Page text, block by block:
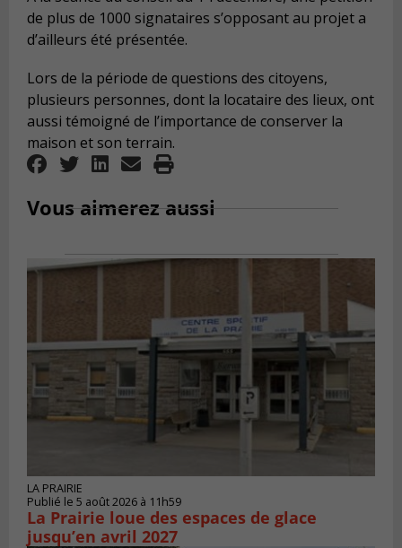
de plus de 1000 signataires s’opposant au projet a
d’ailleurs été présentée.
Lors de la période de questions des citoyens,
plusieurs personnes, dont la locataire des lieux, ont
aussi témoigné de l’importance de conserver la
maison et son terrain.
Vous aimerez aussi
LA PRAIRIE
Publié le 5 août 2026 à 11h59
La Prairie loue des espaces de glace
jusqu’en avril 2027